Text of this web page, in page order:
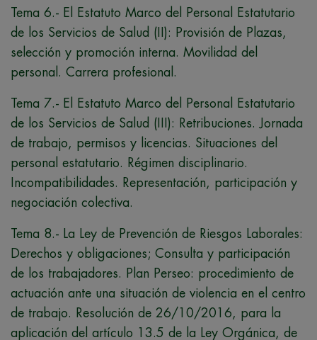
Tema 6.- El Estatuto Marco del Personal Estatutario
de los Servicios de Salud (II): Provisión de Plazas,
selección y promoción interna. Movilidad del
personal. Carrera profesional.
Tema 7.- El Estatuto Marco del Personal Estatutario
de los Servicios de Salud (III): Retribuciones. Jornada
de trabajo, permisos y licencias. Situaciones del
personal estatutario. Régimen disciplinario.
Incompatibilidades. Representación, participación y
negociación colectiva.
Tema 8.- La Ley de Prevención de Riesgos Laborales:
Derechos y obligaciones; Consulta y participación
de los trabajadores. Plan Perseo: procedimiento de
actuación ante una situación de violencia en el centro
de trabajo. Resolución de 26/10/2016, para la
aplicación del artículo 13.5 de la Ley Orgánica, de